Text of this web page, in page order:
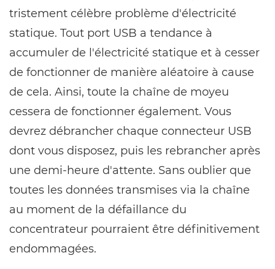
tristement célèbre problème d'électricité
statique. Tout port USB a tendance à
accumuler de l'électricité statique et à cesser
de fonctionner de manière aléatoire à cause
de cela. Ainsi, toute la chaîne de moyeu
cessera de fonctionner également. Vous
devrez débrancher chaque connecteur USB
dont vous disposez, puis les rebrancher après
une demi-heure d'attente. Sans oublier que
toutes les données transmises via la chaîne
au moment de la défaillance du
concentrateur pourraient être définitivement
endommagées.